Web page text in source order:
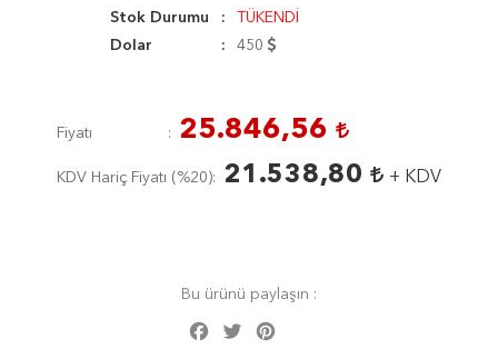
Stok Durumu
TÜKENDİ
Dolar
450
Fiyatı 25.846,56
KDV Hariç Fiyatı (%20) 21.538,80 + KDV
Bu ürünü paylaşın :
Facebook
Twitter